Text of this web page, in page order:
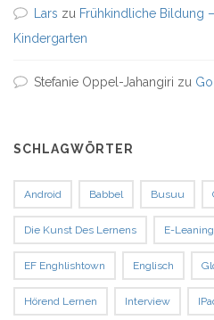
Lars zu Frühkindliche Bildung
Kindergarten
Stefanie Oppel-Jahangiri zu
SCHLAGWÖRTER
Android Babbel Busuu
Die Kunst Des Lernens E-Leaning
EF Enghlishtown Englisch
Hörend Lernen Interview